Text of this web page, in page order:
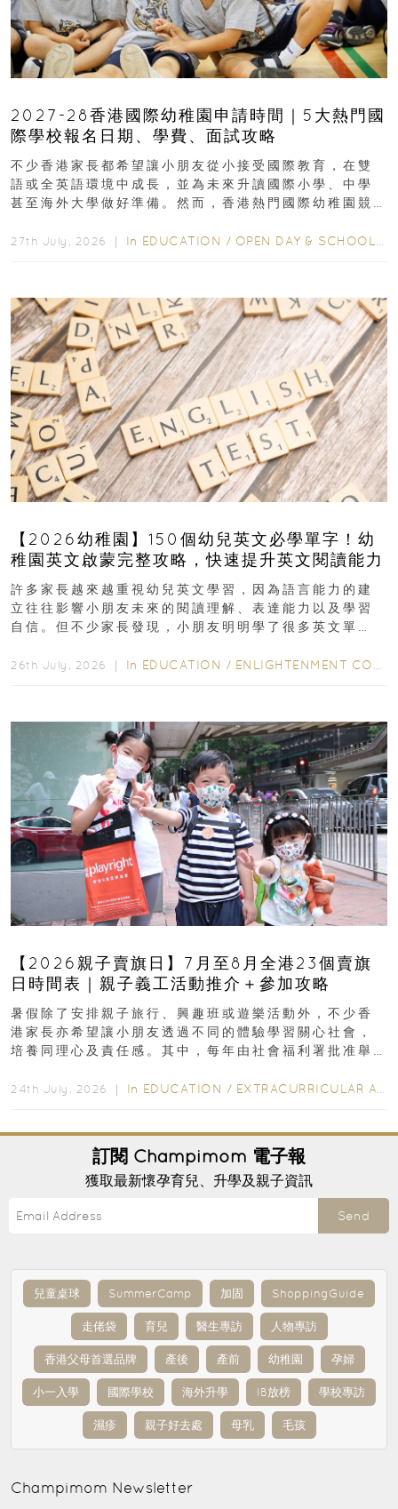
2027-28香港國際幼稚園申請時間｜5大熱門國
際學校報名日期、學費、面試攻略
不少香港家長都希望讓小朋友從小接受國際教育，在雙
語或全英語環境中成長，並為未來升讀國際小學、中學
甚至海外大學做好準備。然而，香港熱門國際幼稚園競
27th July, 2026 ｜ In EDUCATION / OPEN DAY & SCHOOL EVENTS
【2026幼稚園】150個幼兒英文必學單字！幼
稚園英文啟蒙完整攻略，快速提升英文閱讀能力
許多家長越來越重視幼兒英文學習，因為語言能力的建
立往往影響小朋友未來的閱讀理解、表達能力以及學習
自信。但不少家長發現，小朋友明明學了很多英文單
26th July, 2026 ｜ In EDUCATION / ENLIGHTENMENT CORNER
【2026親子賣旗日】7月至8月全港23個賣旗
日時間表｜親子義工活動推介＋參加攻略
暑假除了安排親子旅行、興趣班或遊樂活動外，不少香
港家長亦希望讓小朋友透過不同的體驗學習關心社會，
培養同理心及責任感。其中，每年由社會福利署批准舉
24th July, 2026 ｜ In EDUCATION / EXTRACURRICULAR ACTIVITIES
訂閱 Champimom 電子報
獲取最新懷孕育兒、升學及親子資訊
Send
兒童桌球 SummerCamp 加固 ShoppingGuide
走佬袋 育兒 醫生專訪 人物專訪
香港父母首選品牌 產後 產前 幼稚園 孕婦
小一入學 國際學校 海外升學 IB放榜 學校專訪
濕疹 親子好去處 母乳 毛孩
Champimom Newsletter